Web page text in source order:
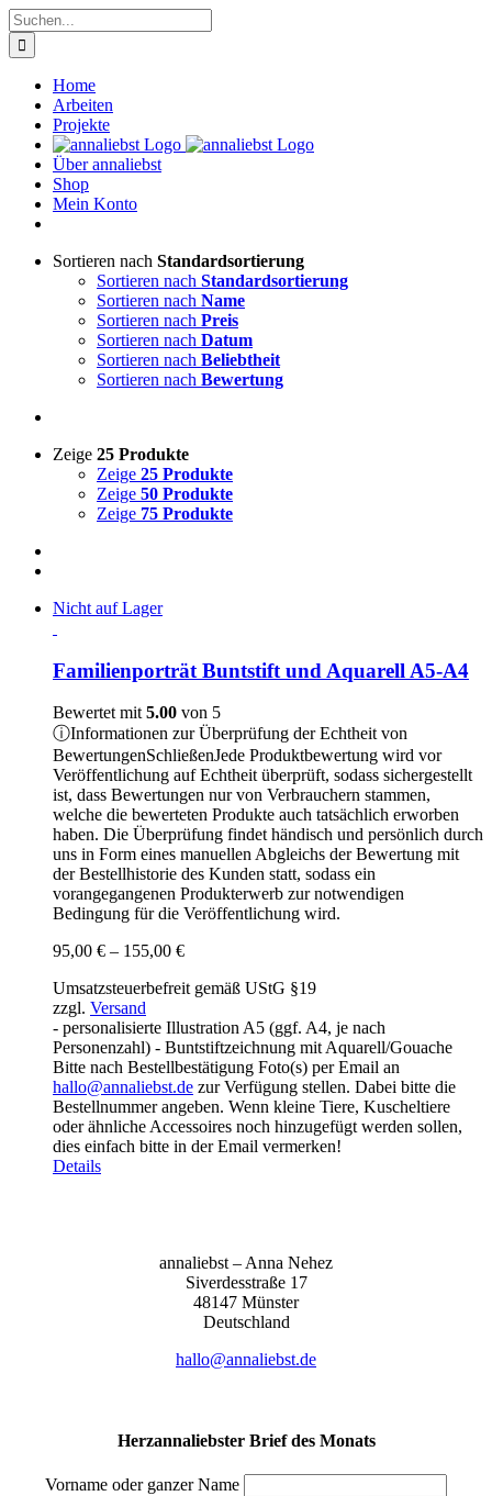
Zum
Inhalt
springen
Suche
nach:
Home
Arbeiten
Projekte
Über annaliebst
Shop
Mein Konto
Sortieren nach Standardsortierung
Sortieren nach Standardsortierung
Sortieren nach Name
Sortieren nach Preis
Sortieren nach Datum
Sortieren nach Beliebtheit
Sortieren nach Bewertung
Zeige 25 Produkte
Zeige 25 Produkte
Zeige 50 Produkte
Zeige 75 Produkte
Nicht auf Lager
Familienporträt Buntstift und Aquarell A5-A4
Bewertet mit5.00 von 5
ⓘInformationen zur Überprüfung der Echtheit von
BewertungenSchließenJede Produktbewertung wird vor
Veröffentlichung auf Echtheit überprüft, sodass sichergestellt
ist, dass Bewertungen nur von Verbrauchern stammen,
welche die bewerteten Produkte auch tatsächlich erworben
haben. Die Überprüfung findet händisch und persönlich durch
uns in Form eines manuellen Abgleichs der Bewertung mit
der Bestellhistorie des Kunden statt, sodass ein
vorangegangenen Produkterwerb zur notwendigen
Bedingung für die Veröffentlichung wird.
95,00 € – 155,00 €Preisspanne:
bis
Umsatzsteuerbefreit gemäß UStG §19
zzgl. Versand
- personalisierte Illustration A5 (ggf. A4, je nach
Personenzahl) - Buntstiftzeichnung mit Aquarell/Gouache
Bitte nach Bestellbestätigung Foto(s) per Email an
hallo@annaliebst.de zur Verfügung stellen. Dabei bitte die
Bestellnummer angeben. Wenn kleine Tiere, Kuscheltiere
oder ähnliche Accessoires noch hinzugefügt werden sollen,
dies einfach bitte in der Email vermerken!
Details
anna­liebst – Anna Nehez
Sive­r­des­stra­ße 17
48147 Müns­ter
Deutsch­land
hallo@annaliebst.de
Herzannaliebster Brief des Monats
Vorname oder ganzer Name